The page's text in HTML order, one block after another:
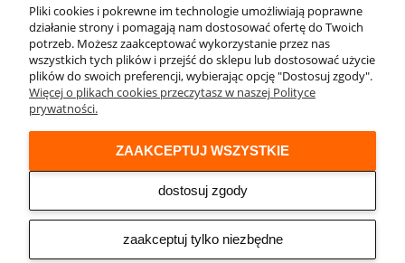
Zwroty i reklamacje
Moje konto
Twoje zamówienia
Przechowalnia
Ustawienia konta
Audio online
© 2026 Księgarnia muzyczna Alenuty.pl
prowadzona przez firmę Arwena S.C. os. Zwycięstwa 2/88 61-643 Poznań
Pliki cookies i pokrewne im technologie umożliwiają poprawne
działanie strony i pomagają nam dostosować ofertę do Twoich
potrzeb. Możesz zaakceptować wykorzystanie przez nas
wszystkich tych plików i przejść do sklepu lub dostosować użycie
plików do swoich preferencji, wybierając opcję "Dostosuj zgody".
Więcej o plikach cookies przeczytasz w naszej Polityce
prywatności.
zaakceptuj tylko niezbędne
dostosuj zgody
ZAAKCEPTUJ WSZYSTKIE